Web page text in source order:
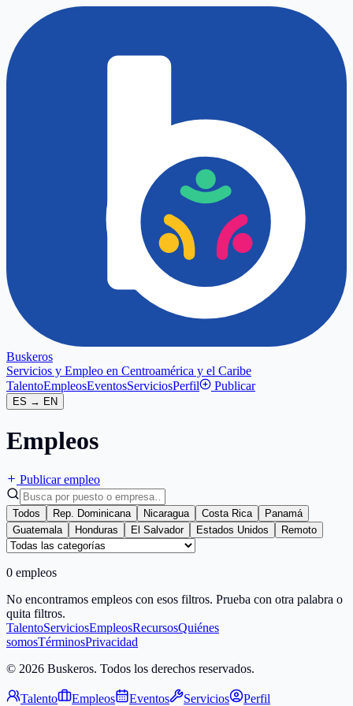
Buskeros
Servicios y Empleo en Centroamérica y el Caribe
TalentoEmpleosEventosServiciosPerfil Publicar
ES → EN
Empleos
Publicar empleo
Todos Rep. Dominicana Nicaragua Costa Rica
Panamá
Guatemala
Honduras El Salvador Estados Unidos Remoto
0 empleos
No encontramos empleos con esos filtros. Prueba con otra palabra o
quita filtros.
TalentoServiciosEmpleosRecursosQuiénes
somosTérminosPrivacidad
© 2026 Buskeros. Todos los derechos reservados.
Talento Empleos Eventos Servicios Perfil